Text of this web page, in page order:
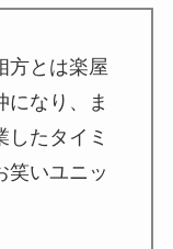
方とは楽屋
になり、ま
たタイミ
笑いユニッ